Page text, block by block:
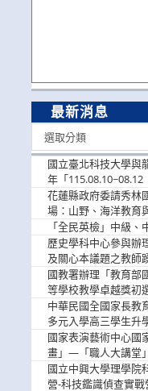
最新消息
選取分類
國立臺北科技大學與
年「
歡迎學生踴躍報名參
花蓮縣政府委請秀林
場：山野、海洋教育
參加
「全民英檢」中級
歷史學科中心參與辦
及關心本議題之教師
國教署辦理「教育部
等學校教學卓越獎初
中華民國全國家長教
多元入學高三學生升
國家表演藝術中心國
畫」—「職人大講堂
參與。
國立中興大學理學院
營-科技鑑識偵查實